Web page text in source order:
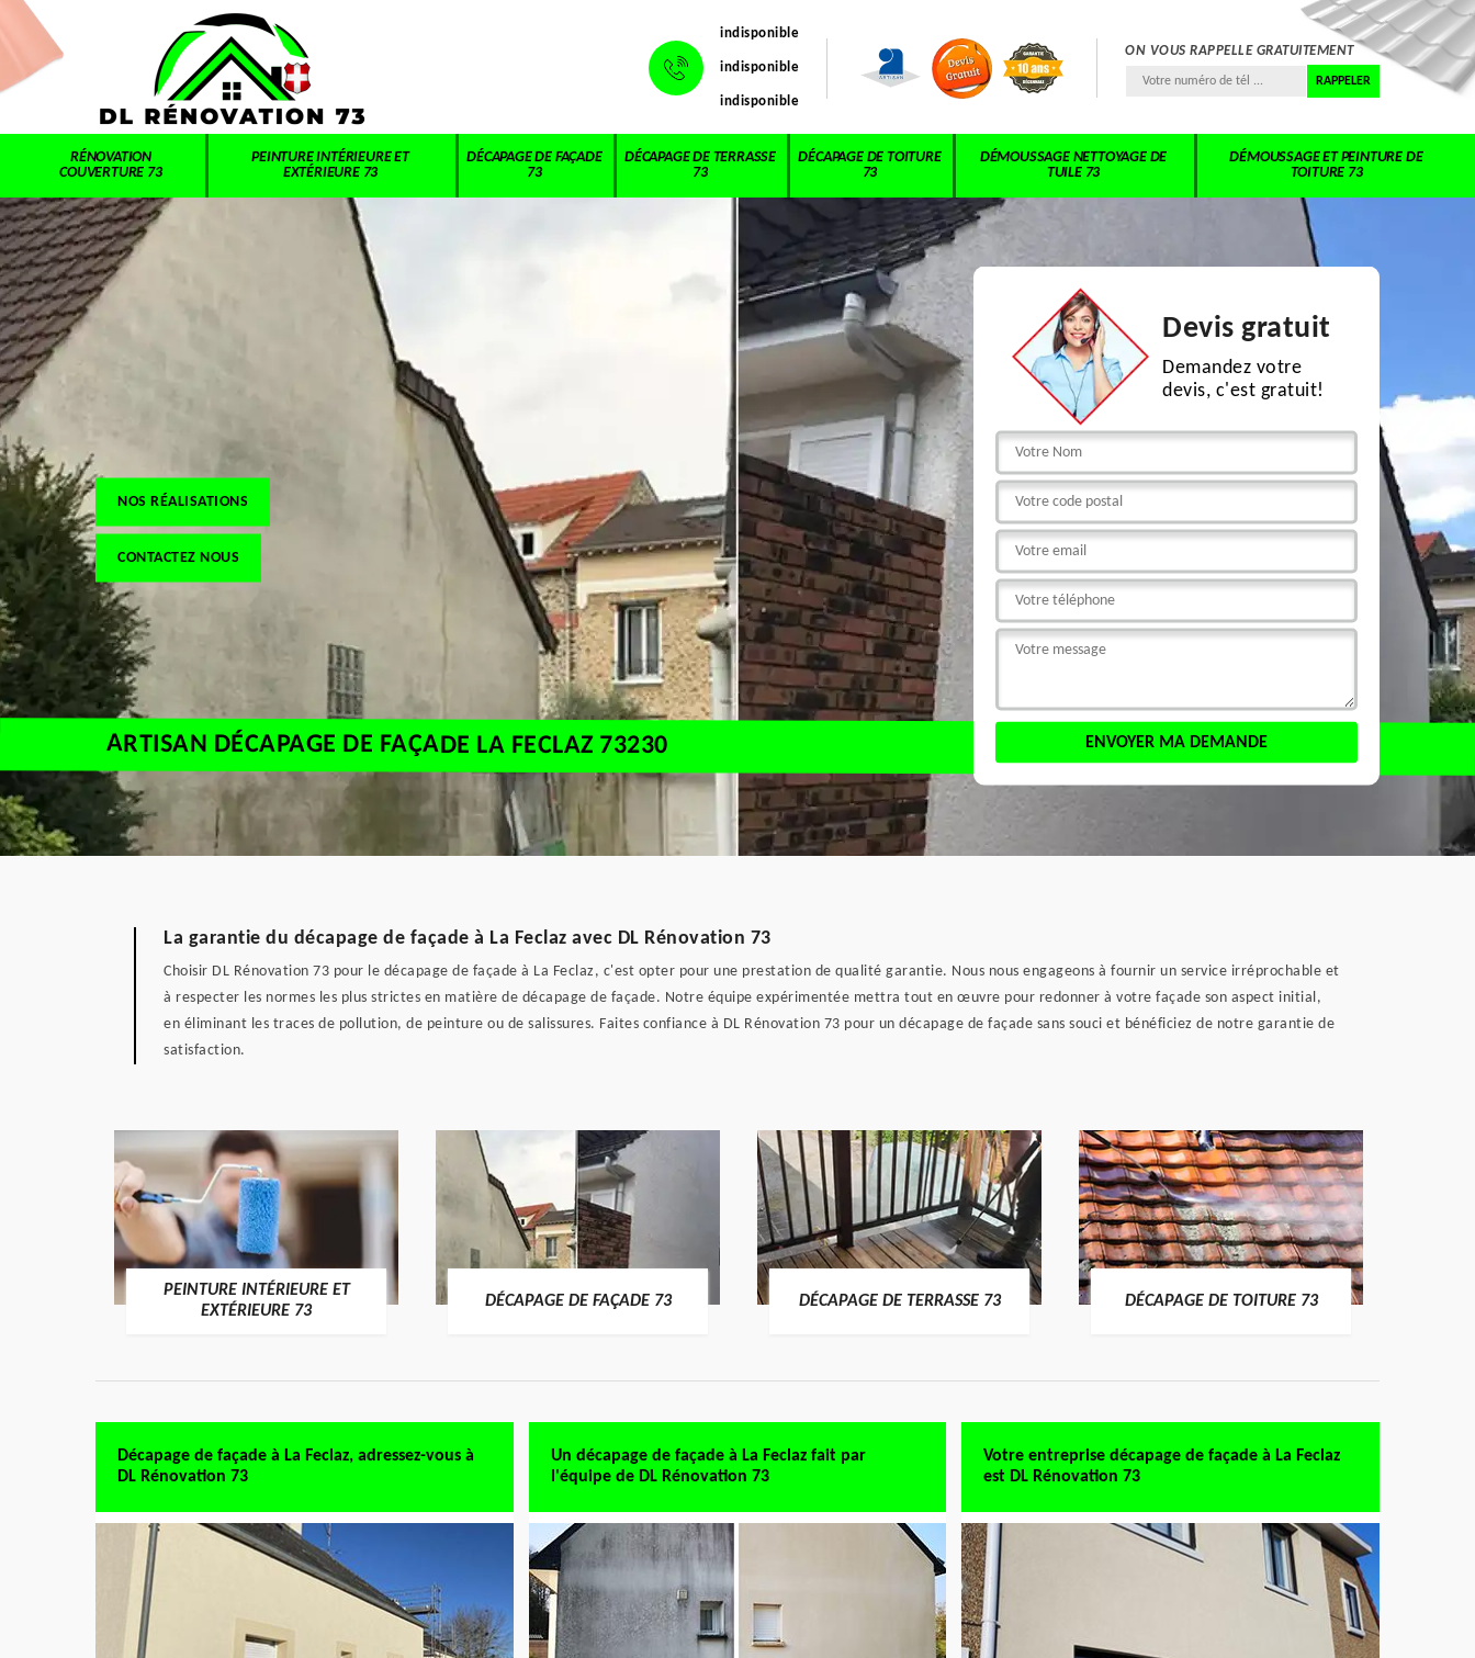
indisponible
indisponible
indisponible
ON VOUS RAPPELLE GRATUITEMENT
RÉNOVATION
COUVERTURE 73
PEINTURE INTÉRIEURE ET
EXTÉRIEURE 73
DÉCAPAGE DE FAÇADE
73
DÉCAPAGE DE TERRASSE
73
DÉCAPAGE DE TOITURE
73
DÉMOUSSAGE NETTOYAGE DE
TUILE 73
DÉMOUSSAGE ET PEINTURE DE
TOITURE 73
NOS RÉALISATIONS
CONTACTEZ NOUS
Devis gratuit
Demandez votre
devis, c'est gratuit!
ARTISAN DÉCAPAGE DE FAÇADE LA FECLAZ 73230
La garantie du décapage de façade à La Feclaz avec DL Rénovation 73
Choisir DL Rénovation 73 pour le décapage de façade à La Feclaz, c'est opter pour une prestation de qualité garantie. Nous nous engageons à fournir un service irréprochable et
à respecter les normes les plus strictes en matière de décapage de façade. Notre équipe expérimentée mettra tout en œuvre pour redonner à votre façade son aspect initial,
en éliminant les traces de pollution, de peinture ou de salissures. Faites confiance à DL Rénovation 73 pour un décapage de façade sans souci et bénéficiez de notre garantie de
satisfaction.
PEINTURE INTÉRIEURE ET
EXTÉRIEURE 73
DÉCAPAGE DE FAÇADE 73 DÉCAPAGE DE TERRASSE 73 DÉCAPAGE DE TOITURE 73
Décapage de façade à La Feclaz, adressez-vous à
DL Rénovation 73
Un décapage de façade à La Feclaz fait par
l'équipe de DL Rénovation 73
Votre entreprise décapage de façade à La Feclaz
est DL Rénovation 73